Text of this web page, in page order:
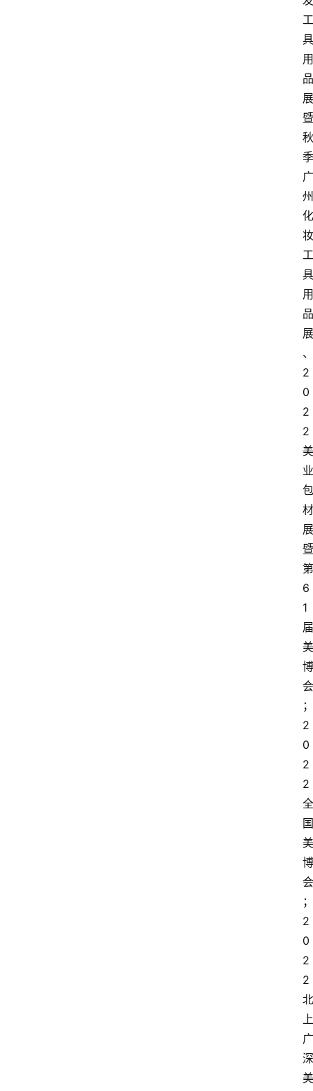
工
具
用
品
展
暨
秋
季
广
州
化
妆
工
具
用
品
展
、
2
0
2
2
美
业
包
材
展
暨
第
6
1
届
美
博
会
；
2
0
2
2
全
国
美
博
会
；
2
0
2
2
北
上
广
深
美